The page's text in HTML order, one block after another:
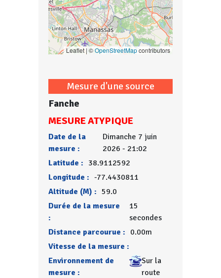
Leaflet | ©OpenStreetMapcontributors
Mesure d'une source
Fanche
MESURE ATYPIQUE
Date de la
mesure :
Dimanche 7 juin
2026 - 21:02
Latitude : 38.9112592
Longitude : -77.4430811
Altitude (M) : 59.0
Durée de la mesure
:
15
secondes
Distance parcourue : 0.00m
Vitesse de la mesure :
Environnement de
mesure :
Sur la
route